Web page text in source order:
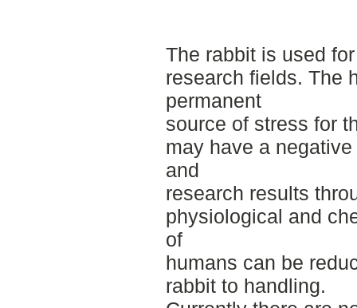
The rabbit is used
research fields. The
permanent
source of stress for
may have a
and
research results
physiological and
of
humans can be
rabbit to handling.